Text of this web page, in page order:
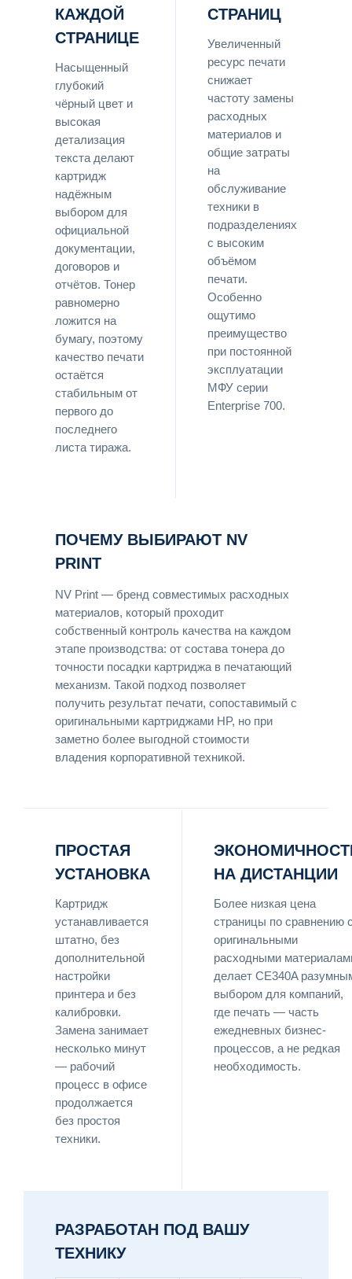
КАЖДОЙ
СТРАНИЦЕ
Насыщенный
глубокий
чёрный цвет и
высокая
детализация
текста делают
картридж
надёжным
выбором для
официальной
документации,
договоров и
отчётов. Тонер
равномерно
ложится на
бумагу, поэтому
качество печати
остаётся
стабильным от
первого до
последнего
листа тиража.
СТРАНИЦ
Увеличенный
ресурс печати
снижает
частоту замены
расходных
материалов и
общие затраты
на
обслуживание
техники в
подразделениях
с высоким
объёмом
печати.
Особенно
ощутимо
преимущество
при постоянной
эксплуатации
МФУ серии
Enterprise 700.
ПОЧЕМУ ВЫБИРАЮТ NV
PRINT
NV Print — бренд совместимых расходных
материалов, который проходит
собственный контроль качества на каждом
этапе производства: от состава тонера до
точности посадки картриджа в печатающий
механизм. Такой подход позволяет
получить результат печати, сопоставимый с
оригинальными картриджами HP, но при
заметно более выгодной стоимости
владения корпоративной техникой.
ПРОСТАЯ
УСТАНОВКА
Картридж
устанавливается
штатно, без
дополнительной
настройки
принтера и без
калибровки.
Замена занимает
несколько минут
— рабочий
процесс в офисе
продолжается
без простоя
техники.
НА ДИСТАНЦИИ
Более низкая цена
страницы по сравнению
оригинальными
расходными
делает CE340A
выбором для компаний,
где печать — часть
ежедневных бизнес-
процессов, а не редкая
необходимость.
РАЗРАБОТАН ПОД ВАШУ
ТЕХНИКУ